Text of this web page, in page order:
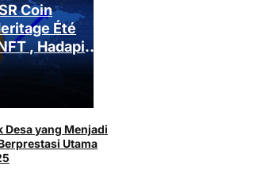
Coin
Été
, Hadapi
Desa yang Menjadi
Utama